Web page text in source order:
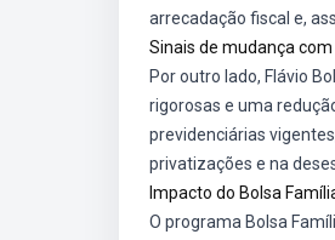
arrecadação fiscal e,
Sinais de mudança com
Por outro lado, Flávio
rigorosas e uma
previdenciárias
privatizações e na
Impacto do Bolsa
O programa Bolsa